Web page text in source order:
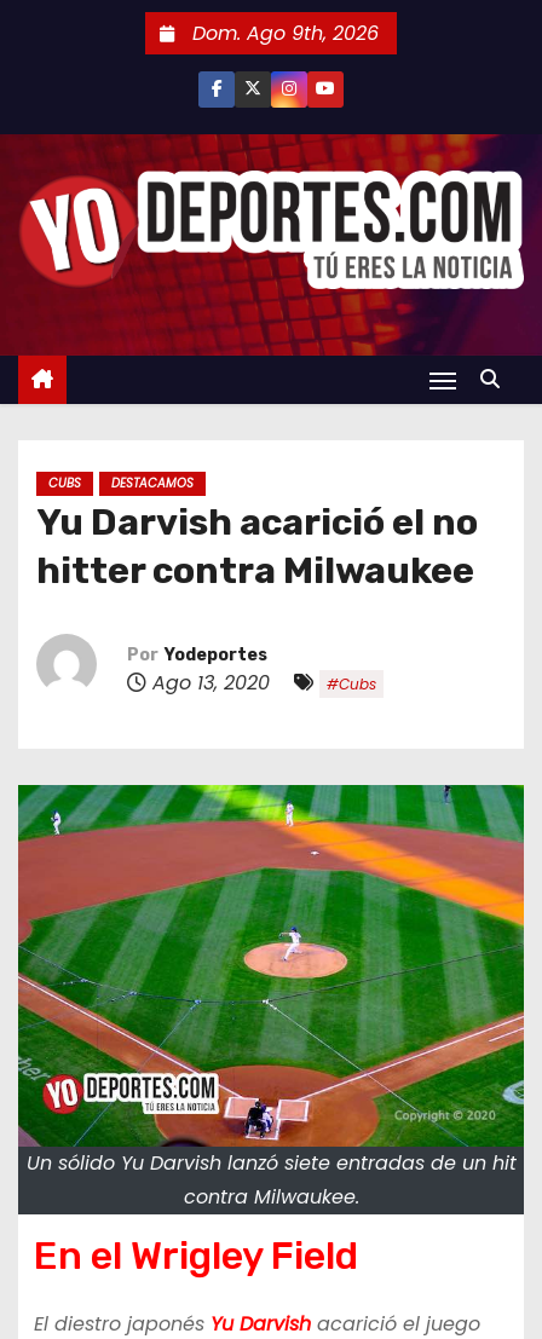
n
Dom. Ago 9th, 2026
CUBS DESTACAMOS
Yu Darvish acarició el no
hitter contra Milwaukee
Por Yodeportes
Ago 13, 2020 #Cubs
Un sólido Yu Darvish lanzó siete entradas de un hit
contra Milwaukee.
En el Wrigley Field
El diestro japonés Yu Darvishacarició el juego